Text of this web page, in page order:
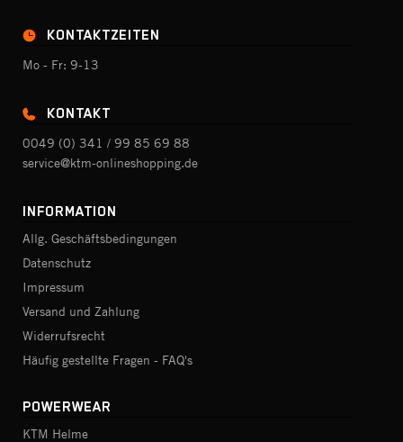
KONTAKTZEITEN
Mo - Fr: 9-13
KONTAKT
0049 (0) 341 / 99 85 69 88
service@ktm-onlineshopping.de
INFORMATION
Allg. Geschäftsbedingungen
Datenschutz
Impressum
Versand und Zahlung
Widerrufsrecht
Häufig gestellte Fragen - FAQ's
POWERWEAR
KTM Helme